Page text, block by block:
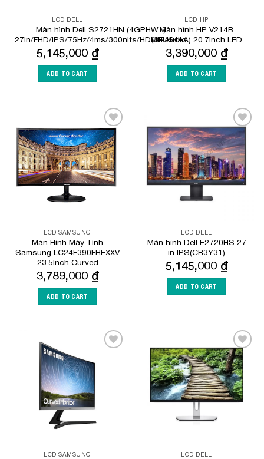
LCD DELL
Màn hình Dell S2721HN (4GPHW1)
27in/FHD/IPS/75Hz/4ms/300nits/HDMI+Audio
5,145,000 ₫
ADD TO CART
LCD HP
Màn hình HP V214B
(3FU54AA) 20.7Inch LED
3,390,000 ₫
ADD TO CART
Add to
Wishlist
LCD SAMSUNG
Màn Hình Máy Tính
Samsung LC24F390FHEXXV
23.5Inch Curved
3,789,000 ₫
ADD TO CART
Add to
Wishlist
LCD DELL
Màn hình Dell E2720HS 27
in IPS(CR3Y31)
5,145,000 ₫
ADD TO CART
Wishlist
LCD SAMSUNG
Add to
Wishlist
LCD DELL